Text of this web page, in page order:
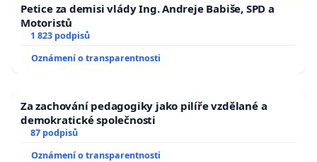
Petice za demisi vlády Ing. Andreje Babiše, SPD a
Motoristů
1 823 podpisů
Oznámení o transparentnosti
Za zachování pedagogiky jako pilíře vzdělané a
demokratické společnosti
87 podpisů
Oznámení o transparentnosti